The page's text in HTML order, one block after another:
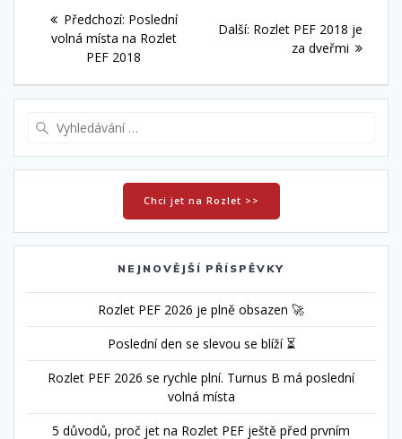
Navigace
pro
příspěvek
Předchozí: Předchozí
příspěvek:
Poslední
volná místa na Rozlet
PEF 2018
Další: Další
příspěvek:
Rozlet PEF 2018 je
za dveřmi
Chci jet na Rozlet >>
NEJNOVĚJŠÍ PŘÍSPĚVKY
Rozlet PEF 2026 je plně obsazen 🚀
Poslední den se slevou se blíží ⏳
Rozlet PEF 2026 se rychle plní. Turnus B má poslední
volná místa
5 důvodů, proč jet na Rozlet PEF ještě před prvním